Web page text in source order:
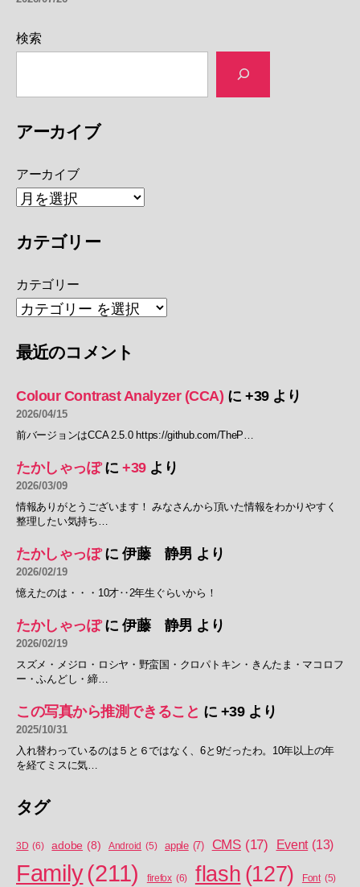
検索
アーカイブ
アーカイブ
カテゴリー
カテゴリー
最近のコメント
Colour Contrast Analyzer (CCA) に+39より
2026/04/15
前バージョンはCCA 2.5.0 https://github.com/TheP…
たかしゃっぽに +39より
2026/03/09
情報ありがとうございます！ みなさんから頂いた情報をわかりやすく
整理したい気持ち…
たかしゃっぽに 伊藤 静男 より
2026/02/19
憶えたのは・・・10才‥2年生ぐらいから！
たかしゃっぽに 伊藤 静男 より
2026/02/19
スズメ・メジロ・ロシヤ・野蛮国・クロパトキン・きんたま・マコロフ
ー・ふんどし・締…
この写真から推測できること に +39より
2025/10/31
入れ替わっているのは５と６ではなく、6と9だったわ。10年以上の年
を経てミスに気…
タグ
3D (6) adobe (8) Android (5) apple (7) CMS (17) Event (13)
Family(211) firefox (6) flash (127) Font (5)